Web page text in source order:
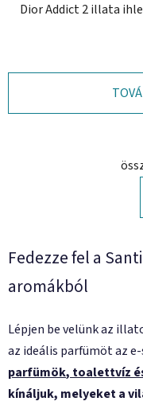
Dior Addict 2 illata
Fedezze fel a
aromákból
Lépjen be velünk az
az ideális parfümöt az
parfümök, toalettvíz
kínáljuk, melyeket a